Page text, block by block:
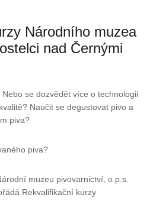
Národního muzea
nad Černými
se dozvědět více o technologii
Naučit se degustovat pivo a
piva?
piva?
muzeu pivovarnictví, o.p.s.
Rekvalifikační kurzy